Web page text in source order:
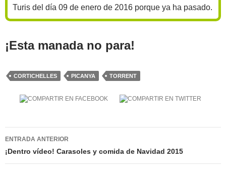
Turis del día 09 de enero de 2016 porque ya ha pasado.
¡Esta manada no para!
CORTICHELLES PICANYA TORRENT
Navegación
de
ENTRADA ANTERIOR
¡Dentro vídeo! Carasoles y comida de Navidad 2015